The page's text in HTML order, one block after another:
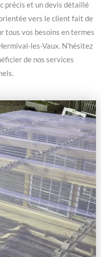
précis et un devis détaillé
vers le client fait de
tous vos besoins en termes
les-Vaux. N’hésitez
de nos services